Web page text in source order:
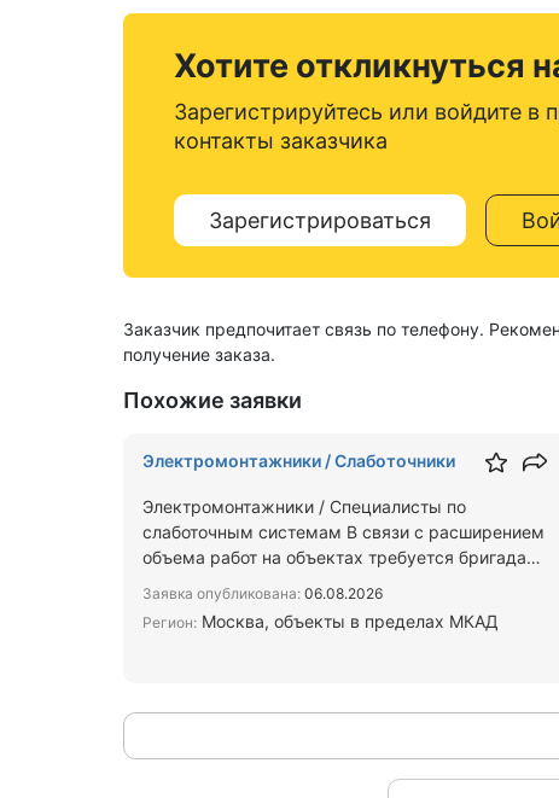
Хотите откликнуться
Зарегистрируйтесь или войдите в
контакты заказчика
Зарегистрироваться
Заказчик предпочитает связь по телефону.
получение заказа.
Похожие заявки
Электромонтажники / Слаботочники
Электромонтажники / Специалисты по
слаботочным системам ​В связи с расширением
объема работ на объектах требуется бригада
Заявка опубликована: 06.08.2026
Регион: Москва, объекты в пределах МКАД